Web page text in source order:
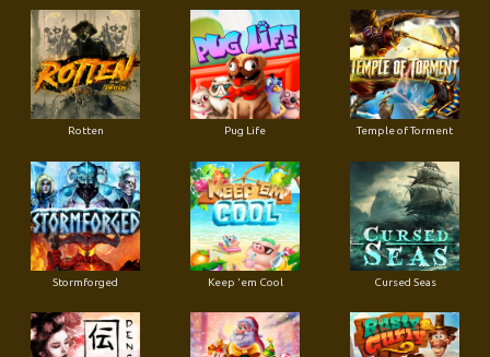
Rotten Pug Life Temple of Torment
Stormforged Keep 'em Cool Cursed Seas